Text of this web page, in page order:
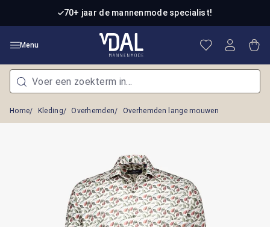
Ga naar de hoofdinhoud70+ jaar de mannenmode specialist!
Menu Je hebt 0
Home Kleding Overhemden Overhemden lange mouwen